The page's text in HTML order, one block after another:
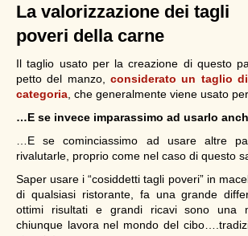
La valorizzazione dei tagli
poveri della carne
Il taglio usato per la creazione di questo
petto del manzo, considerato un taglio
categoria , che generalmente viene usato
…E se invece imparassimo ad usarlo
…E se cominciassimo ad usare altre
rivalutarle, proprio come nel caso di questo
Saper usare i “cosiddetti tagli poveri” in
di qualsiasi ristorante, fa una grande
ottimi risultati e grandi ricavi sono una
chiunque lavora nel mondo del